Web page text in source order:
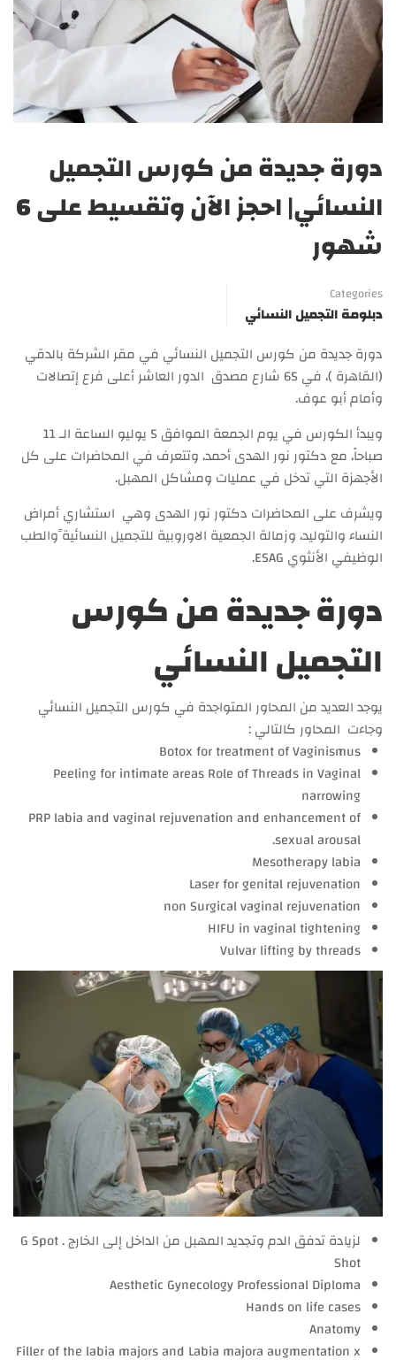
دورة جديدة من كورس التجميل
النسائي| احجز الآن وتقسيط على 6
شهور
Categories
دبلومة التجميل النسائي
دورة جديدة من كورس التجميل النسائي في مقر الشركة بالدقي
(القاهرة )، في 65 شارع مصدق الدور العاشر أعلى فرع إتصالات
وأمام أبو عوف.
ويبدأ الكورس في يوم الجمعة الموافق 5 يوليو الساعة الـ 11
صباحاً، مع دكتور نور الهدى أحمد، وتتعرف في المحاضرات على كل
الأجهزة التي تدخل في عمليات ومشاكل المهبل.
ويشرف على المحاضرات دكتور نور الهدى وهي استشاري أمراض
النساء والتوليد، وزمالة الجمعية الاوروبية للتجميل النسائية ًوالطب
الوظيفي الأنثوي ESAG.
دورة جديدة من كورس
التجميل النسائي
يوجد العديد من المحاور المتواجدة في كورس التجميل النسائي
وجاءت المحاور كالتالي :
Botox for treatment of Vaginismus
Peeling for intimate areas Role of Threads in Vaginal
narrowing
PRP labia and vaginal rejuvenation and enhancement of
sexual arousal.
Mesotherapy labia
Laser for genital rejuvenation
non Surgical vaginal rejuvenation
HIFU in vaginal tightening
Vulvar lifting by threads
لزيادة تدفق الدم وتجديد المهبل من الداخل إلى الخارج . G Spot
Shot
Aesthetic Gynecology Professional Diploma
Hands on life cases
Anatomy
Filler of the labia majors and Labia majora augmentation x